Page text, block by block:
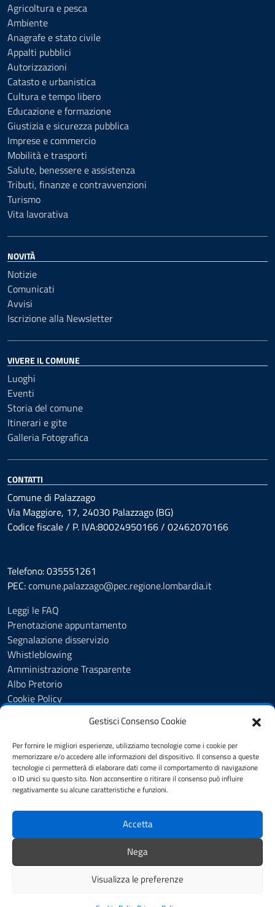
Gestisci Consenso Cookie
Per fornire le migliori esperienze, utilizziamo tecnologie come i cookie per
memorizzare e/o accedere alle informazioni del dispositivo. Il consenso a queste
tecnologie ci permetterà di elaborare dati come il comportamento di navigazione
o ID unici su questo sito. Non acconsentire o ritirare il consenso può influire
negativamente su alcune caratteristiche e funzioni.
Accetta
Nega
Visualizza le preferenze
Agricoltura e pesca
Ambiente
Anagrafe e stato civile
Appalti pubblici
Autorizzazioni
Catasto e urbanistica
Cultura e tempo libero
Educazione e formazione
Giustizia e sicurezza pubblica
Imprese e commercio
Mobilità e trasporti
Salute, benessere e assistenza
Tributi, finanze e contravvenzioni
Turismo
Vita lavorativa
NOVITÀ
Notizie
Comunicati
Avvisi
Iscrizione alla Newsletter
VIVERE IL COMUNE
Luoghi
Eventi
Storia del comune
Itinerari e gite
Galleria Fotografica
CONTATTI
Comune di Palazzago
Via Maggiore, 17, 24030 Palazzago (BG)
Codice fiscale / P. IVA:80024950166 / 02462070166
Telefono: 035551261
PEC:comune.palazzago@pec.regione.lombardia.it
Leggi le FAQ
Prenotazione appuntamento
Segnalazione disservizio
Whistleblowing
Amministrazione Trasparente
Albo Pretorio
Cookie Policy
Dichiarazione di accessibilità
Dichiarazione di accessibilità - pagina informativa
Obiettivi di accessibilità
Note legali
Feedback
Facebook
Whatsapp